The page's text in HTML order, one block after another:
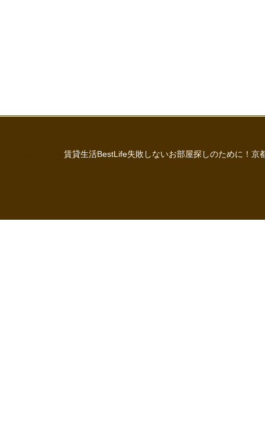
賃貸生活BestLife失敗しないお部屋探しのために！京